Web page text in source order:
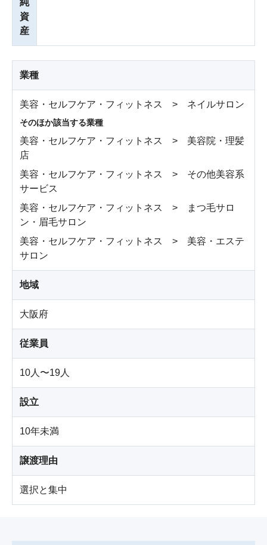
純
資
産
業種
美容・セルフケア・フィットネス > ネイルサロン
そのほか該当する業種
美容・セルフケア・フィットネス > 美容院・理髪
店
美容・セルフケア・フィットネス > その他美容系
サービス
美容・セルフケア・フィットネス > まつ毛サロ
ン・眉毛サロン
美容・セルフケア・フィットネス > 美容・エステ
サロン
地域
大阪府
従業員
10人〜19人
設立
10年未満
譲渡理由
選択と集中